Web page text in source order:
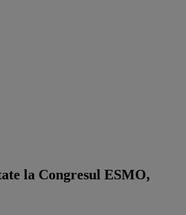
la Congresul ESMO,